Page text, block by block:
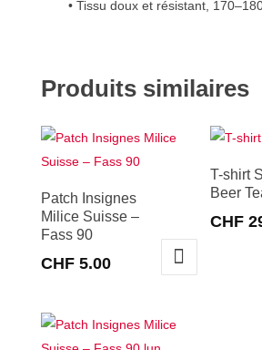
• Tissu doux et résistant,
Produits similaires
Patch Insignes
Milice Suisse –
Fass 90
CHF5.00
T-shirt
Beer
CHF